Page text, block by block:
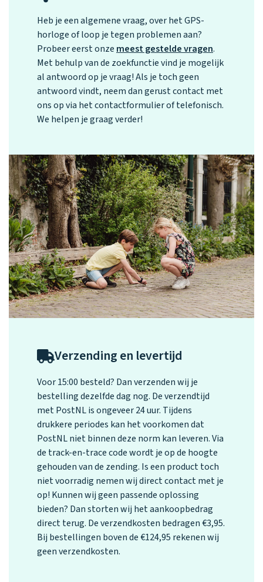
Heb je een algemene vraag, over het GPS-
horloge of loop je tegen problemen aan?
Probeer eerst onze meest gestelde vragen.
Met behulp van de zoekfunctie vind je mogelijk
al antwoord op je vraag! Als je toch geen
antwoord vindt, neem dan gerust contact met
ons op via het contactformulier of telefonisch.
We helpen je graag verder!
Verzending en levertijd
Voor 15:00 besteld? Dan verzenden wij je
bestelling dezelfde dag nog. De verzendtijd
met PostNL is ongeveer 24 uur. Tijdens
drukkere periodes kan het voorkomen dat
PostNL niet binnen deze norm kan leveren. Via
de track-en-trace code wordt je op de hoogte
gehouden van de zending. Is een product toch
niet voorradig nemen wij direct contact met je
op! Kunnen wij geen passende oplossing
bieden? Dan storten wij het aankoopbedrag
direct terug. De verzendkosten bedragen €3,95.
Bij bestellingen boven de €124,95 rekenen wij
geen verzendkosten.